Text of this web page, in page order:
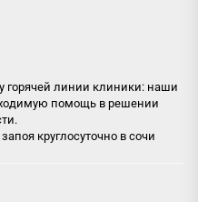
горячей линии клиники: наши
помощь в решении
круглосуточно в сочи